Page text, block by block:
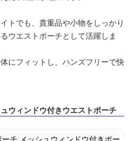
トでも、貴重品や小物をしっかり
ウエストポーチとして活躍しま
にフィットし、ハンズフリーで快
ウィンドウ付きウエストポーチ